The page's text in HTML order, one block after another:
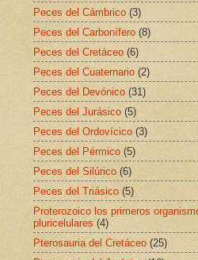
Peces del Cámbrico (3)
Peces del Carbonífero (8)
Peces del Cretáceo (6)
Peces del Cuaternario (2)
Peces del Devónico (31)
Peces del Jurásico (5)
Peces del Ordovícico (3)
Peces del Pérmico (5)
Peces del Silúrico (6)
Peces del Triásico (5)
Proterozoico los primeros
pluricelulares (4)
Pterosauria del Cretáceo (25)